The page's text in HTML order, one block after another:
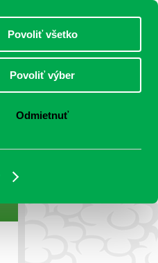
Povoliť všetko
Povoliť výber
Odmietnuť